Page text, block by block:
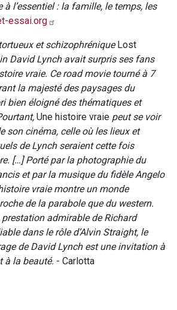
à l’essentiel : la famille, le temps, les
essai.org
et schizophrénique Lost
David Lynch avait surpris ses fans
vraie. Ce road movie tourné à 7
la majesté des paysages du
bien éloigné des thématiques et
Une histoire vraie peut se voir
son cinéma, celle où les lieux et
de Lynch seraient cette fois
[…] Porté par la photographie du
et par la musique du fidèle Angelo
vraie montre un monde
de la parabole que du western.
admirable de Richard
dans le rôle d’Alvin Straight, le
de David Lynch est une invitation à
à la beauté. - Carlotta